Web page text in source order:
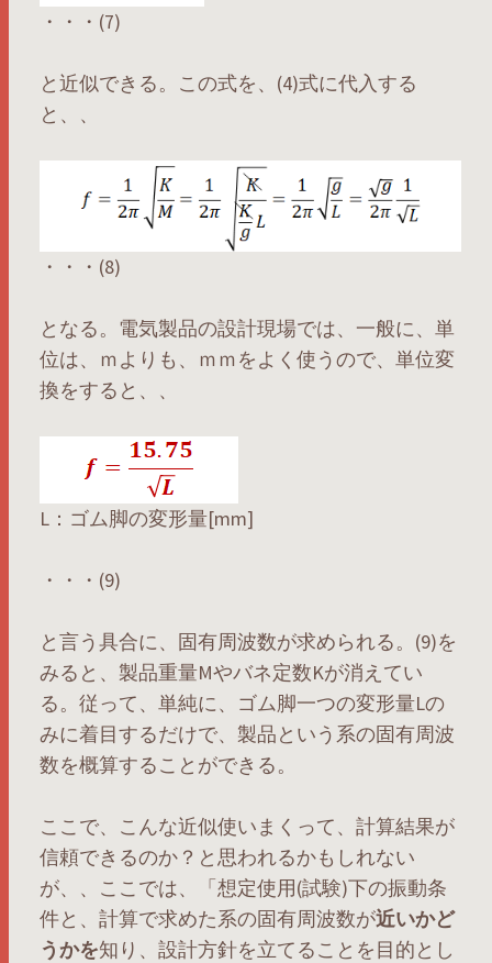
・・・(7)
と近似できる。この式を、(4)式に代入する
と、、
・・・(8)
となる。電気製品の設計現場では、一般に、単
位は、ｍよりも、ｍｍをよく使うので、単位変
換をすると、、
L：ゴム脚の変形量[mm]
・・・(9)
と言う具合に、固有周波数が求められる。(9)を
みると、製品重量Mやバネ定数Kが消えてい
る。従って、単純に、ゴム脚一つの変形量Lの
みに着目するだけで、製品という系の固有周波
数を概算することができる。
ここで、こんな近似使いまくって、計算結果が
信頼できるのか？と思われるかもしれない
が、、ここでは、「想定使用(試験)下の振動条
件と、計算で求めた系の固有周波数が近いかど
うかを知り、設計方針を立てることを目的とし